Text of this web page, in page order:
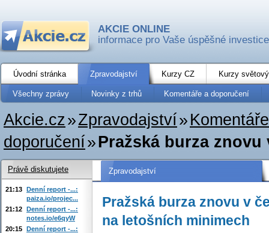
AKCIE ONLINE
informace pro Vaše úspěšné investice
Úvodní stránka Zpravodajství Kurzy CZ Kurzy
Všechny zprávy Novinky z trhů Komentáře a doporučení
Akcie.cz»Zpravodajství»
doporučení»Pražská burza
Zpravodajství
Pražská burza znovu v
na letošních minimech
Právě diskutujete
21:13 Denní report -...:
paiza.io/projec...
21:12 Denní report -...:
notes.io/e6qyW
20:15 Denní report -...: